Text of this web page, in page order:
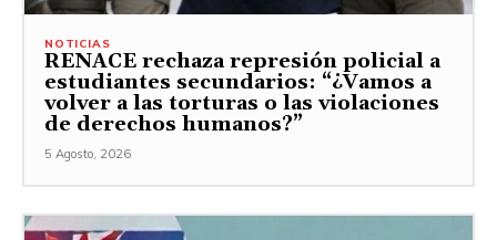
NOTICIAS
RENACE rechaza represión policial a
estudiantes secundarios: “¿Vamos a
volver a las torturas o las violaciones
de derechos humanos?”
5 Agosto, 2026